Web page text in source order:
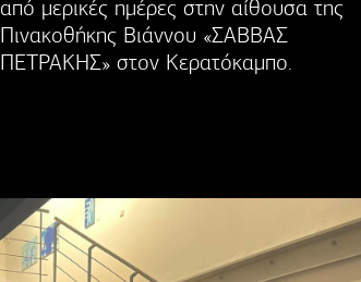
από μερικές ημέρες στην αίθουσα της
Πινακοθήκης Βιάννου «ΣΑΒΒΑΣ
ΠΕΤΡΑΚΗΣ» στον Κερατόκαμπο.